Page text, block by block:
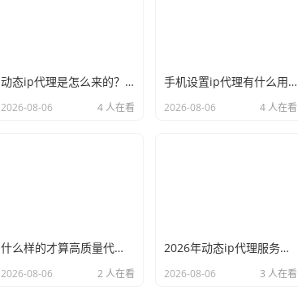
动态ip代理是怎么来的？背后的原理比你想象的精彩
2026-08-06 4 人在看
手机设置ip代理有什么用？不只是改定位那么简单
2026-08-06 4 人在看
什么样的才算高质量代理ip？资深玩家总结了三个硬指标
2026-08-06 2 人在看
2026年动态ip代理服务商有哪些？这份清单建议收藏
2026-08-06 3 人在看